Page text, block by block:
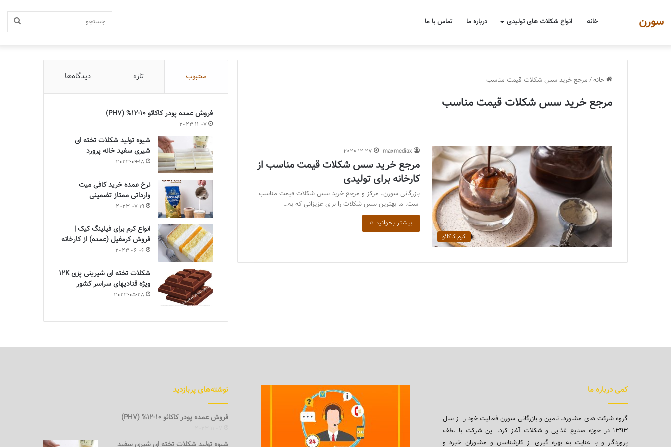
سورن خانه انواع شکلات های تولیدی درباره ما تماس با ما
خانه/ مرجع خرید سس شکلات قیمت مناسب
مرجع خرید سس شکلات قیمت مناسب
کرم کاکائو
maxmediax
2020-12-27
مرجع خرید سس شکلات قیمت مناسب از
کارخانه برای تولیدی
بازرگانی سورن، مرکز و مرجع خرید سس شکلات قیمت مناسب
است. ما بهترین سس شکلات را برای عزیزانی که به…
بیشتر بخوانید »
محبوب تازه دیدگاه‌ها
فروش عمده پودر کاکائو 10-12% (PH7)
2023-11-07
شیوه تولید شکلات تخته ای
شیری سفید خانه پرورد
2023-09-18
نرخ عمده خرید کافی میت
وارداتی ممتاز تضمینی
2023-07-19
انواع کرم برای فیلینگ کیک |
فروش کرمفیل (عمده) از کارخانه
2023-06-06
شکلات تخته ای شیرینی پزی 12K
ویژه قنادیهای سراسر کشور
2023-05-28
کمی درباره ما
گروه شرکت های مشاوره، تامین و بازرگانی سورن فعالیت خود را از سال
۱۳۹۳ در حوزه صنایع غذایی و شکلات آغاز کرد. این شرکت با لطف
پروردگار و با عنایت به بهره گیری از کارشناسان و مشاوران خبره و
نوشته‌های پربازدید
فروش عمده پودر کاکائو 10-12% (PH7)
شیوه تولید شکلات تخته ای شیری سفید